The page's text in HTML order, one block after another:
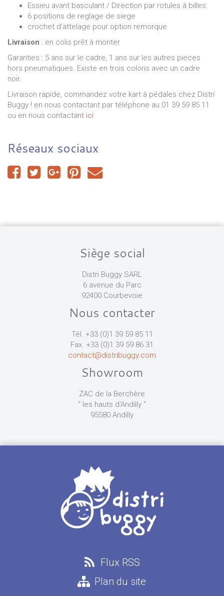
Essieu avant basculant / Direction par rotules à billes
6 positions de reglage de siege
crochet d'attelage pour option remorque
Livraison : en colis prêt à monter
Garanties : 5 ans sur le cadre, 1 ans sur les autres pieces
hors pneumatiques. Existe en trois coloris avec un cadre
noir.
Livraison rapide, commandez votre kart à pédales chez Distri
Buggy ! en nous contactant par téléphone au 01 39 59 85 11
ou en nous contactant ici
Réseaux sociaux
Siège social
Distri Buggy SARL
6 avenue du Parc
92400 Courbevoie
Nous contacter
Tél. +33 (0)1 39 59 85 11
Fax. +33 (0)1 39 59 86 31
contact@distribuggy.com
Showroom
ZAC de la Berchère
“ les hauts d'Andilly ”
95580 Andilly
Flux RSS
Plan du site